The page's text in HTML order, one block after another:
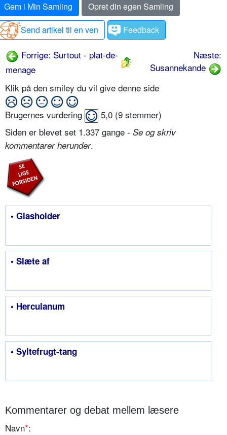
Gem i Min Samling
Opret din egen Samling
Send artikel til en ven
Feedback
Forrige: Surtout - plat-de-
menage
Næste:
Susannekande
Klik på den smiley du vil give denne side
Brugernes vurdering 5,0 (9 stemmer)
Siden er blevet set 1.337 gange - Se og skriv
kommentarer herunder.
• Glasholder
• Slæte af
• Herculanum
• Syltefrugt-tang
Kommentarer og debat mellem læsere
Navn*: